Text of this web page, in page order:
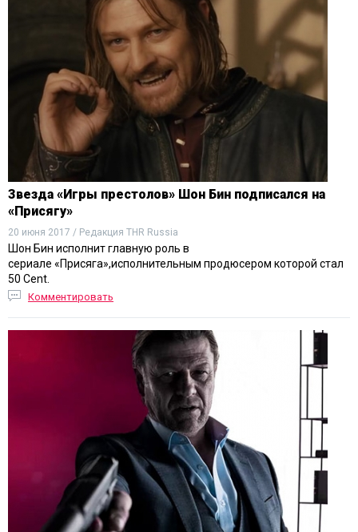
Звезда «Игры престолов» Шон Бин подписался на
«Присягу»
20 июня 2017 / Редакция THR Russia
Шон Бин исполнит главную роль в
сериале «Присяга»,исполнительным продюсером которой стал
50 Cent.
Комментировать